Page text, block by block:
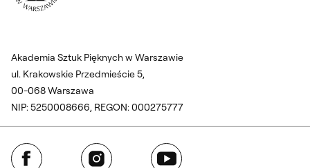
Akademia Sztuk Pięknych w Warszawie
ul. Krakowskie Przedmieście 5,
00-068 Warszawa
NIP: 5250008666, REGON: 000275777
Facebook Instagram YouTube